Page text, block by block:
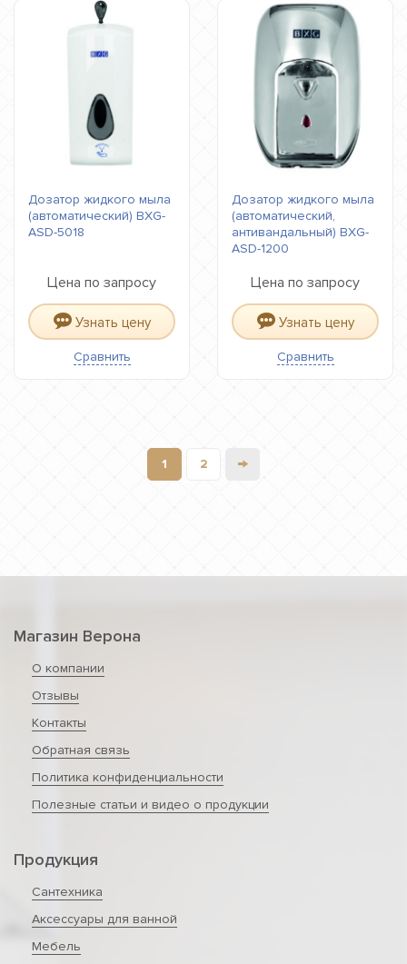
Дозатор жидкого мыла
(автоматический) BXG-
ASD-5018
Цена по запросу
Узнать цену
Сравнить
Дозатор жидкого мыла
(автоматический,
антивандальный) BXG-
ASD-1200
Цена по запросу
Узнать цену
Сравнить
1 2 →
Магазин Верона
О компании
Отзывы
Контакты
Обратная связь
Политика конфиденциальности
Полезные статьи и видео о продукции
Продукция
Сантехника
Аксессуары для ванной
Мебель